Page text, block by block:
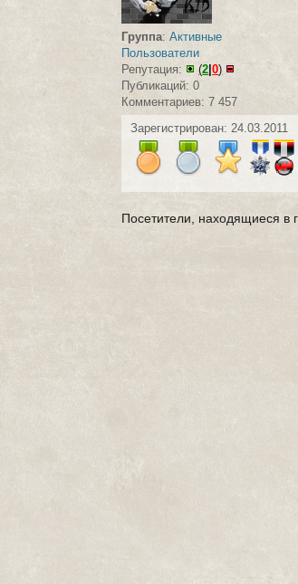
Группа:Активные
Пользователи
Репутация:
(2 |0)
Публикаций: 0
Комментариев: 7 457
Зарегистрирован: 24.03.2011
Посетители, находящиеся в